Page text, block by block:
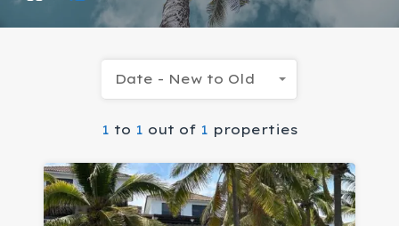
1 to 1 out of 1 properties
Date - New to Old